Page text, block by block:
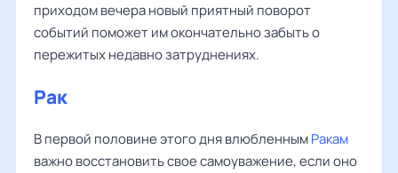
приходом вечера новый приятный поворот
событий поможет им окончательно забыть о
пережитых недавно затруднениях.
Рак
В первой половине этого дня влюбленнымРакам
важно восстановить свое самоуважение, если оно